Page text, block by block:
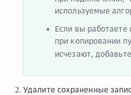
используемые
Если вы работаете
при копировании
исчезают, добавьте
Удалите сохраненные